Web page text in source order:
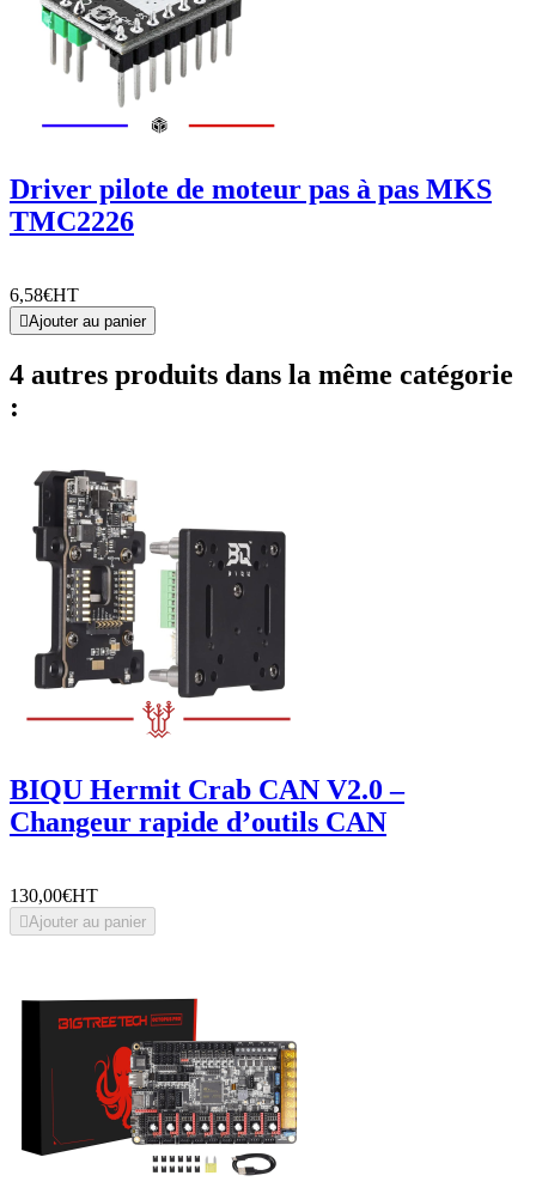
Driver pilote de moteur pas à pas MKS
TMC2226
6,58€HT
Ajouter au panier
4 autres produits dans la même catégorie
:
BIQU Hermit Crab CAN V2.0 –
Changeur rapide d’outils CAN
130,00€HT
Ajouter au panier